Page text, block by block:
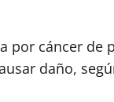
por cáncer de
daño,